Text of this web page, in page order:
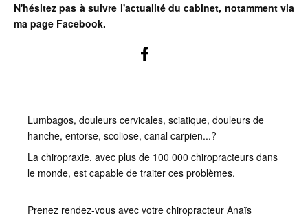
N'hésitez pas à suivre l'actualité du cabinet, notamment via
ma page Facebook.
Lumbagos, douleurs cervicales, sciatique, douleurs de
hanche, entorse, scoliose, canal carpien...?
La chiropraxie, avec plus de 100 000 chiropracteurs dans
le monde, est capable de traiter ces problèmes.
Prenez rendez-vous avec votre chiropracteur Anaïs